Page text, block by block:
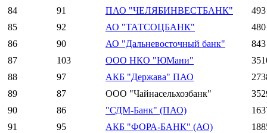
84
91 ПАО "ЧЕЛЯБИНВЕСТБАНК"
493
85
92 АО "ТАТСОЦБАНК"
480
86
90 АО "Дальневосточный банк"
843
87
103 ООО НКО "ЮМани"
88
97 АКБ "Держава" ПАО
89
87 ООО "Чайнасельхозбанк"
90
86 "СДМ-Банк" (ПАО)
91
95 АКБ "ФОРА-БАНК" (АО)